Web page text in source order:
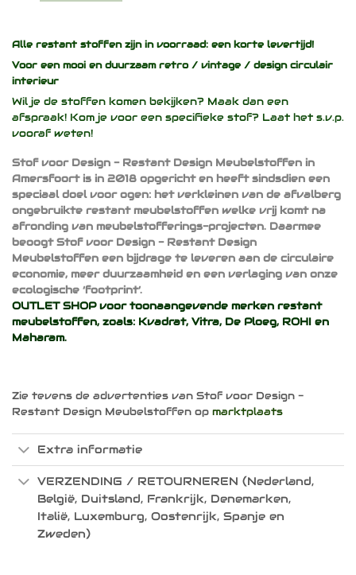
Alle restant stoffen zijn in voorraad: een korte levertijd!
Voor een mooi en duurzaam retro / vintage / design circulair
interieur
Wil je de stoffen komen bekijken? Maak dan een
afspraak! Kom je voor een specifieke stof? Laat het s.v.p.
vooraf weten!
Stof voor Design - Restant Design Meubelstoffen in
Amersfoort is in 2018 opgericht en heeft sindsdien een
speciaal doel voor ogen: het verkleinen van de afvalberg
ongebruikte restant meubelstoffen welke vrij komt na
afronding van meubelstofferings-projecten. Daarmee
beoogt Stof voor Design - Restant Design
Meubelstoffen een bijdrage te leveren aan de circulaire
economie, meer duurzaamheid en een verlaging van onze
ecologische ‘footprint’.
OUTLET SHOP voor toonaangevende merken restant
meubelstoffen, zoals: Kvadrat, Vitra, De Ploeg, ROHI en
Maharam.
Zie tevens de advertenties van Stof voor Design -
Restant Design Meubelstoffen op marktplaats
Extra informatie
VERZENDING / RETOURNEREN (Nederland,
België, Duitsland, Frankrijk, Denemarken,
Italië, Luxemburg, Oostenrijk, Spanje en
Zweden)